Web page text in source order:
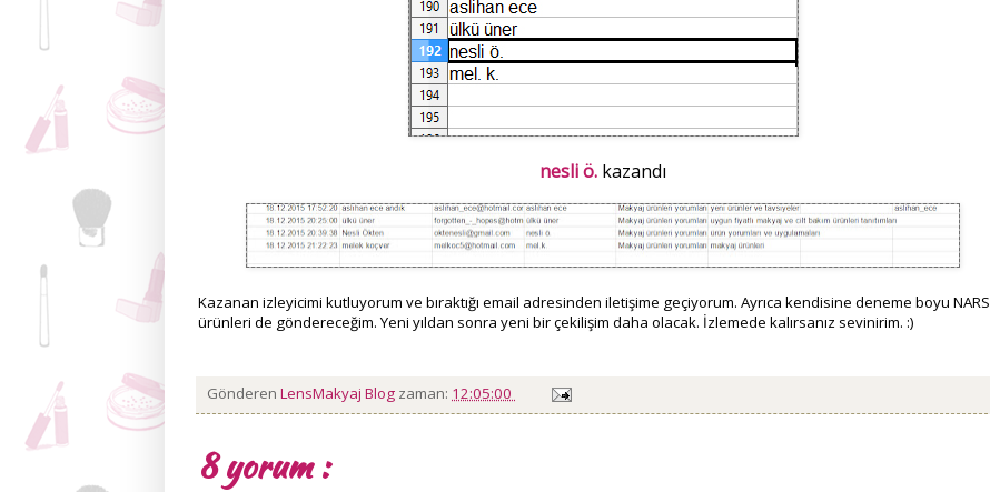
nesli ö. kazandı
Kazanan izleyicimi kutluyorum ve bıraktığı email adresinden iletişime geçiyorum. Ayrıca kendisine deneme boyu NARS
ürünleri de göndereceğim. Yeni yıldan sonra yeni bir çekilişim daha olacak. İzlemede kalırsanız sevinirim. :)
Gönderen LensMakyaj Blog zaman: 12:05:00
8 yorum :